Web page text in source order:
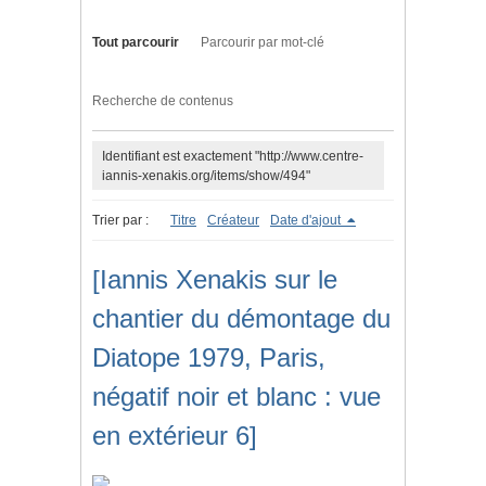
Tout parcourir Parcourir par mot-clé
Recherche de contenus
Identifiant est exactement "http://www.centre-
iannis-xenakis.org/items/show/494"
Trier par : Titre Créateur Date d'ajout
[Iannis Xenakis sur le
chantier du démontage du
Diatope 1979, Paris,
négatif noir et blanc : vue
en extérieur 6]